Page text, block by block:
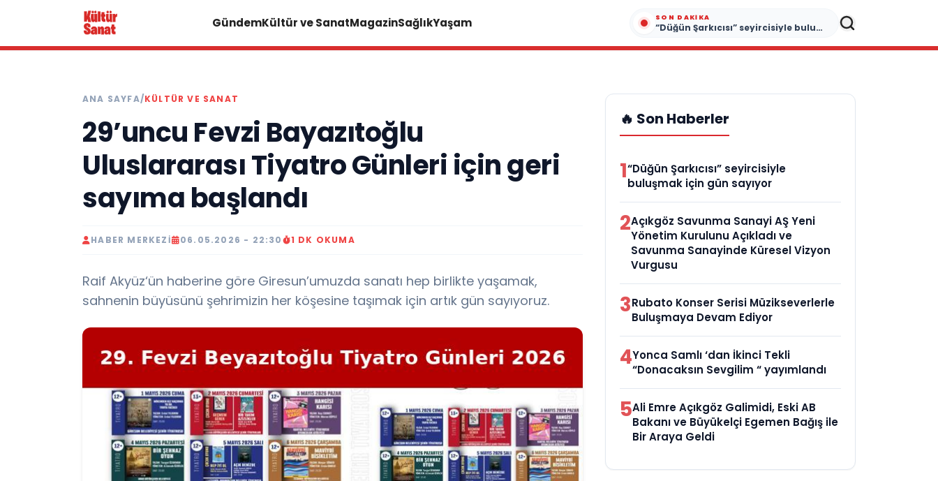
GündemKültür ve SanatMagazinSağlıkYaşam SON DAKIKA
“Düğün Şarkıcısı” seyircisiyle buluşmak için gün sayıyor
ANA SAYFA/KÜLTÜR VE SANAT
29’uncu Fevzi Bayazıtoğlu
Uluslararası Tiyatro Günleri için geri
sayıma başlandı
HABER MERKEZI 06.05.2026 - 22:30 1 DK OKUMA
Raif Akyüz‘ün haberine göre Giresun’umuzda sanatı hep birlikte yaşamak,
sahnenin büyüsünü şehrimizin her köşesine taşımak için artık gün sayıyoruz.
🔥 Son Haberler
1“Düğün Şarkıcısı” seyircisiyle
buluşmak için gün sayıyor
2Açıkgöz Savunma Sanayi AŞ Yeni
Yönetim Kurulunu Açıkladı ve
Savunma Sanayinde Küresel Vizyon
Vurgusu
3Rubato Konser Serisi Müzikseverlerle
Buluşmaya Devam Ediyor
4Yonca Samlı ‘dan İkinci Tekli
“Donacaksın Sevgilim “ yayımlandı
5Ali Emre Açıkgöz Galimidi, Eski AB
Bakanı ve Büyükelçi Egemen Bağış ile
Bir Araya Geldi